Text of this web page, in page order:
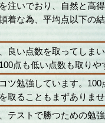
注いでおり、自然と高
着な為、平均点以下の
良い点数を取ってしま
点も低い点数も取りや
ツ勉強しています。
取ることもまずありませ
テストで勝つための勉